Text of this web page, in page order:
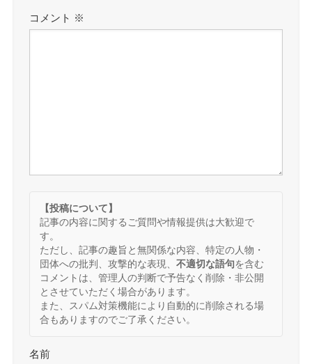
コメント ※
【投稿について】
記事の内容に関するご質問や情報提供は大歓迎で
す。
ただし、記事の趣旨と無関係な内容、特定の人物・
団体への批判、攻撃的な表現、 不適切な語句を含む
コメントは、管理人の判断で予告なく削除・非公開
とさせていただく場合があります。
また、スパム対策機能により自動的に削除される場
合もありますのでご了承ください。
名前